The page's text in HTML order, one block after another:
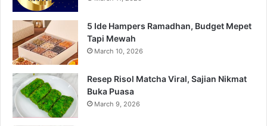
5 Ide Hampers Ramadhan, Budget Mepet
Tapi Mewah
March 10, 2026
Resep Risol Matcha Viral, Sajian Nikmat
Buka Puasa
March 9, 2026